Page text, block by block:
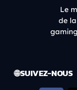
Le
de
🌐 SUIVEZ-NOUS